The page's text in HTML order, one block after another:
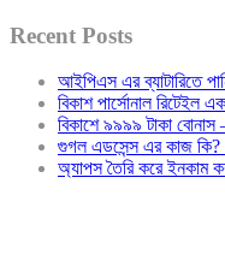
Recent Posts
আইপিএস এর ব্যাটারিতে
বিকাশ পার্সোনাল রিটেইল
বিকাশে ৯৯৯৯ টাকা
গুগল এডসেন্স এর কাজ কি?
অ্যাপস তৈরি করে ইনকাম